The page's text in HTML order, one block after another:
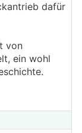
dafür
von
ein wohl